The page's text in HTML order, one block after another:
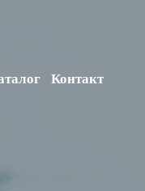
Контакт